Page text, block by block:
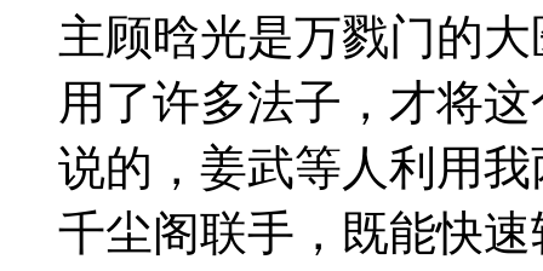
主顾晗光是万戮门的
用了许多法子，才将
说的，姜武等人利用
千尘阁联手，既能快